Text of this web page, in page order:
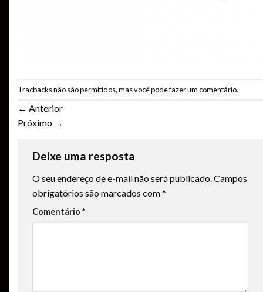
Tracbacks não são permitidos, mas você podefazer um comentário.
← Anterior
Próximo →
Deixe uma resposta
O seu endereço de e-mail não será publicado.Campos
obrigatórios são marcados com*
Comentário *